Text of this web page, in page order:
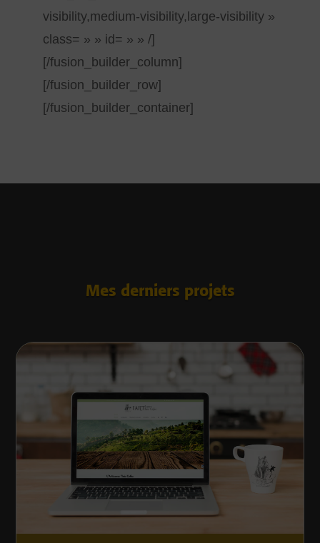
visibility,medium-visibility,large-visibility »
class= » » id= » » /]
[/fusion_builder_column]
[/fusion_builder_row]
[/fusion_builder_container]
Mes derniers projets